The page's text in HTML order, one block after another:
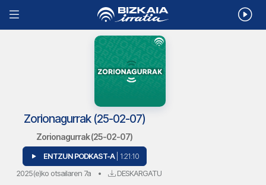
Zorionagurrak (25-02-07)
Zorionagurrak (25-02-07)
ENTZUN PODKAST-A | 1:21:10
2025(e)ko otsailaren 7a • DESKARGATU